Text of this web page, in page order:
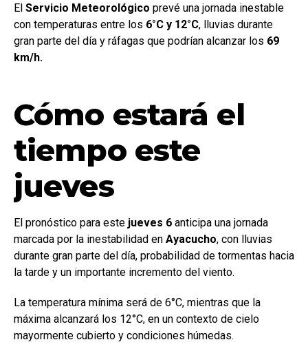
El Servicio Meteorológico prevé una jornada inestable
con temperaturas entre los 6°C y 12°C, lluvias durante
gran parte del día y ráfagas que podrían alcanzar los 69
km/h.
Cómo estará el
tiempo este
jueves
El pronóstico para este jueves 6 anticipa una jornada
marcada por la inestabilidad en Ayacucho, con lluvias
durante gran parte del día, probabilidad de tormentas hacia
la tarde y un importante incremento del viento.
La temperatura mínima será de 6°C, mientras que la
máxima alcanzará los 12°C, en un contexto de cielo
mayormente cubierto y condiciones húmedas.